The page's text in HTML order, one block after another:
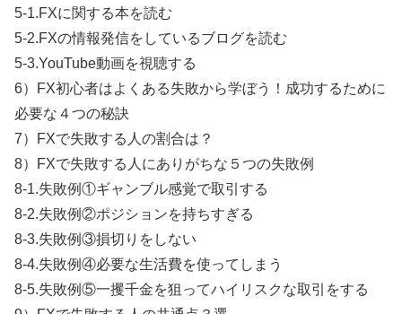
5-1.FXに関する本を読む
5-2.FXの情報発信をしているブログを読む
5-3.YouTube動画を視聴する
6）FX初心者はよくある失敗から学ぼう！成功するために
必要な４つの秘訣
7）FXで失敗する人の割合は？
8）FXで失敗する人にありがちな５つの失敗例
8-1.失敗例①ギャンブル感覚で取引する
8-2.失敗例②ポジションを持ちすぎる
8-3.失敗例③損切りをしない
8-4.失敗例④必要な生活費を使ってしまう
8-5.失敗例⑤一攫千金を狙ってハイリスクな取引をする